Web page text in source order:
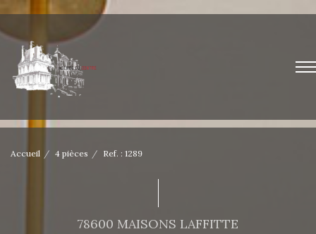
Accueil 4 pièces Ref. : 1289
78600 MAISONS LAFFITTE